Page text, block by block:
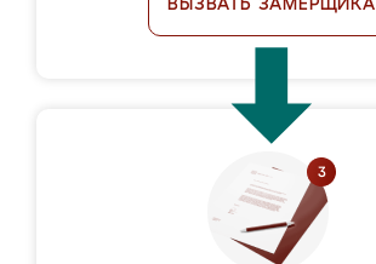
ВЫЗВАТЬ ЗАМЕРЩИКА